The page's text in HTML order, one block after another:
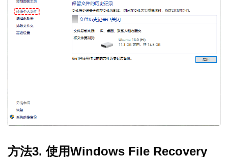
方法3. 使用Windows File Recovery